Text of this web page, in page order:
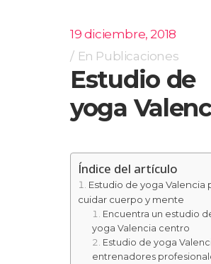
19 diciembre, 2018
En Publicaciones
Estudio de
yoga
Índice del artículo
Estudio de yoga Valencia
cuidar cuerpo y mente
Encuentra un estudio
yoga Valencia centro
Estudio de yoga
entrenadores